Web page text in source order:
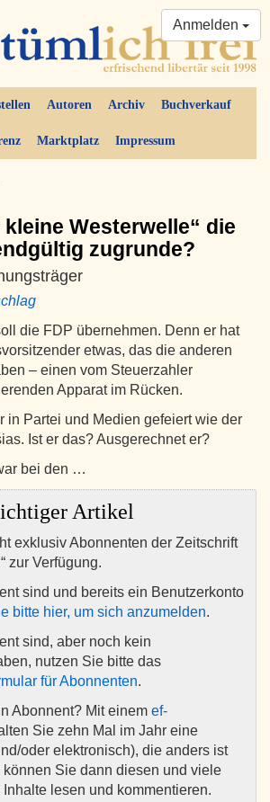
Autoren Archiv Buchverkauf
Marktplatz Impressum
Anmelden
Westerwelle“ die
zugrunde?
die FDP übernehmen. Denn er hat
etwas, das die anderen
– einen vom Steuerzahler
Apparat im Rücken.
in Partei und Medien gefeiert wie der
Ist er das? Ausgerechnet er?
bei den …
Artikel
exklusiv Abonnenten der Zeitschrift
zur Verfügung.
sind und bereits ein Benutzerkonto
bitte hier, um sich anzumelden.
sind, aber noch kein
nutzen Sie bitte das
für Abonnenten.
Abonnent? Mit einem ef-
Sie zehn Mal im Jahr eine
oder elektronisch), die anders ist
Sie dann diesen und viele
lesen und kommentieren.